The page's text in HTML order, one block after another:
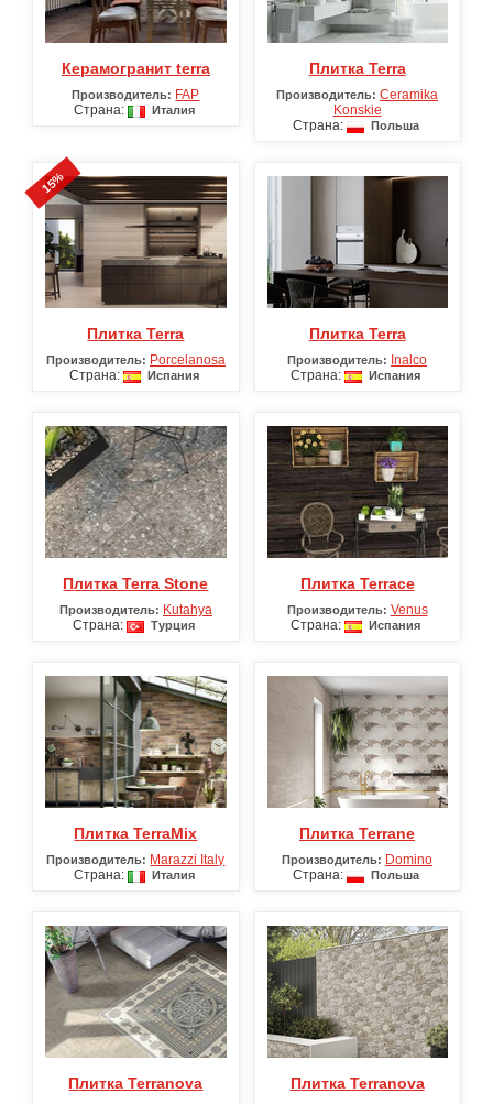
Керамогранит terra
Производитель: FAP
Страна:
Италия
Плитка Terra
Производитель: Ceramika
Konskie
Страна:
Польша
15%
Плитка Terra
Производитель: Porcelanosa
Страна:
Испания
Плитка Terra
Производитель: Inalco
Страна:
Испания
Плитка Terra Stone
Производитель: Kutahya
Страна:
Турция
Плитка Terrace
Производитель: Venus
Страна:
Испания
Плитка TerraMix
Производитель: Marazzi Italy
Страна:
Италия
Плитка Terrane
Производитель: Domino
Страна:
Польша
Плитка Terranova Плитка Terranova